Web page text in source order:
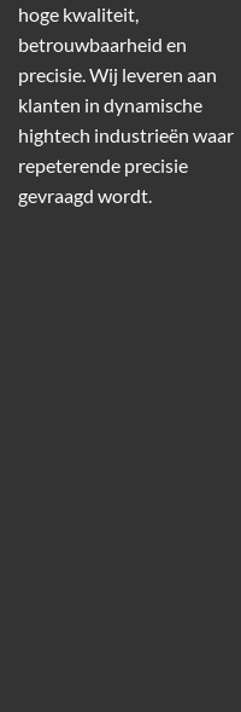
hoge kwaliteit,
betrouwbaarheid en
precisie. Wij leveren aan
klanten in dynamische
hightech industrieën waar
repeterende precisie
gevraagd wordt.